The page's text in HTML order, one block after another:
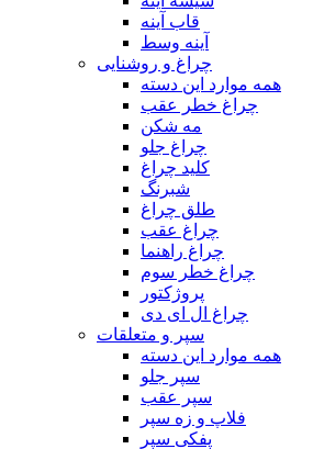
قاب آینه
آینه وسط
چراغ و روشنایی
همه موارد این دسته
چراغ خطر عقب
مه شکن
چراغ جلو
کلید چراغ
شبرنگ
طلق چراغ
چراغ عقب
چراغ راهنما
چراغ خطر سوم
پروژکتور
چراغ ال ای دی
سپر و متعلقات
همه موارد این دسته
سپر جلو
سپر عقب
فلاپ و زه سپر
پفکی سپر